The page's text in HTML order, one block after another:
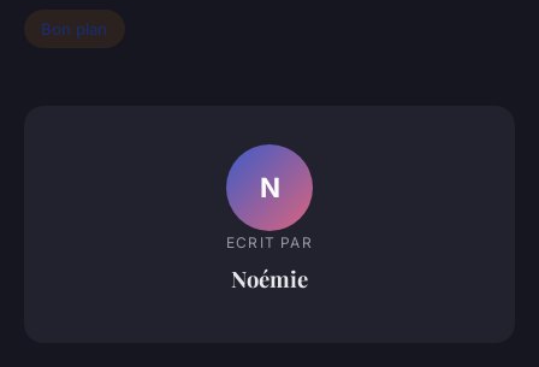
Bon plan
N
ECRIT PAR
Noémie